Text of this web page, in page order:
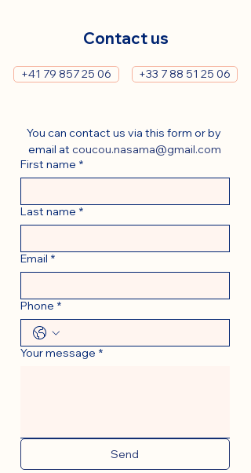
Contact us
+41 79 857 25 06 +33 7 88 51 25 06
You can contact us via this form or by
email at coucou.nasama@gmail.com
First name *
Last name *
Email *
Phone *
Your message *
Send